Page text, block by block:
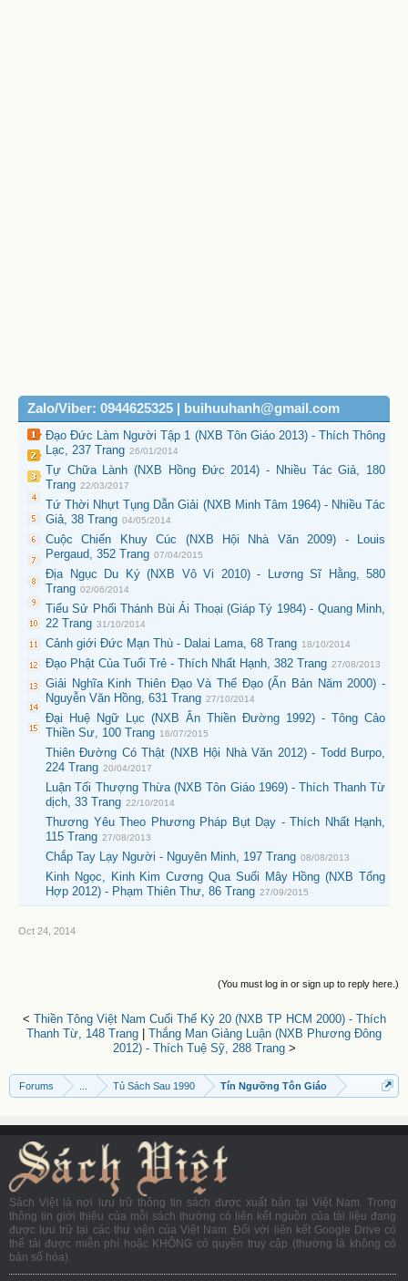
Zalo/Viber: 0944625325 | buihuuhanh@gmail.com
Đạo Đức Làm Người Tập 1 (NXB Tôn Giáo 2013) - Thích Thông
Lạc, 237 Trang 26/01/2014
Tự Chữa Lành (NXB Hồng Đức 2014) - Nhiều Tác Giả, 180
Trang 22/03/2017
Tứ Thời Nhựt Tụng Dẫn Giải (NXB Minh Tâm 1964) - Nhiều Tác
Giả, 38 Trang 04/05/2014
Cuộc Chiến Khuy Cúc (NXB Hội Nhà Văn 2009) - Louis
Pergaud, 352 Trang 07/04/2015
Địa Ngục Du Ký (NXB Vô Vi 2010) - Lương Sĩ Hằng, 580
Trang 02/06/2014
Tiểu Sử Phối Thánh Bùi Ái Thoại (Giáp Tý 1984) - Quang Minh,
22 Trang 31/10/2014
Cảnh giới Đức Mạn Thù - Dalai Lama, 68 Trang 18/10/2014
Đạo Phật Của Tuổi Trẻ - Thích Nhất Hạnh, 382 Trang 27/08/2013
Giải Nghĩa Kinh Thiên Đạo Và Thế Đạo (Ấn Bản Năm 2000) -
Nguyễn Văn Hồng, 631 Trang 27/10/2014
Đại Huệ Ngữ Lục (NXB Ân Thiền Đường 1992) - Tông Cảo
Thiền Sư, 100 Trang 16/07/2015
Thiên Đường Có Thật (NXB Hội Nhà Văn 2012) - Todd Burpo,
224 Trang 20/04/2017
Luận Tối Thượng Thừa (NXB Tôn Giáo 1969) - Thích Thanh Từ
dịch, 33 Trang 22/10/2014
Thương Yêu Theo Phương Pháp Bụt Dạy - Thích Nhất Hạnh,
115 Trang 27/08/2013
Chắp Tay Lạy Người - Nguyên Minh, 197 Trang 08/08/2013
Kinh Ngọc, Kinh Kim Cương Qua Suối Mây Hồng (NXB Tổng
Hợp 2012) - Phạm Thiên Thư, 86 Trang 27/09/2015
Oct 24, 2014
(You must log in or sign up to reply here.)
< Thiền Tông Việt Nam Cuối Thế Kỷ 20 (NXB TP HCM 2000) - Thích
Thanh Từ, 148 Trang
Thắng Man Giảng Luận (NXB Phương Đông
2012) - Thích Tuệ Sỹ, 288 Trang>
Forums Tủ Sách Sau 1990 Tín Ngưỡng Tôn Giáo
Sách Việt là nơi lưu trữ thông tin sách được xuất bản tại Việt Nam. Trong
thông tin giới thiệu của mỗi sách thường có liên kết nguồn của tài liệu đang
được lưu trữ tại các thư viện của Việt Nam. Đối với liên kết Google Drive có
thể tải được miễn phí hoặc KHÔNG có quyền truy cập (thường là không có
bản số hóa).